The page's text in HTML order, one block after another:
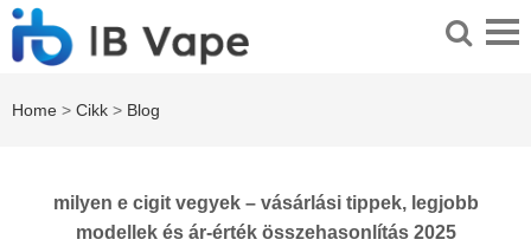
Home > Cikk > Blog
milyen e cigit vegyek – vásárlási tippek, legjobb
modellek és ár-érték összehasonlítás 2025